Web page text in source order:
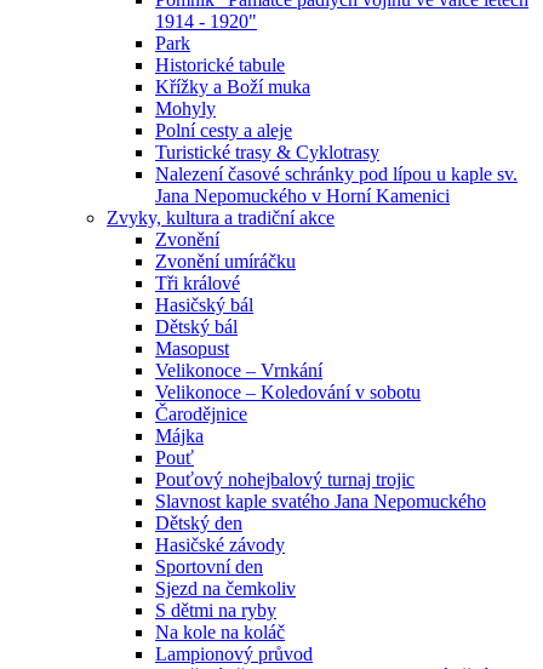
1914 - 1920"
Park
Historické tabule
Křížky a Boží muka
Mohyly
Polní cesty a aleje
Turistické trasy & Cyklotrasy
Nalezení časové schránky pod lípou u kaple sv.
Jana Nepomuckého v Horní Kamenici
Zvyky, kultura a tradiční akce
Zvonění
Zvonění umíráčku
Tři králové
Hasičský bál
Dětský bál
Masopust
Velikonoce – Vrnkání
Velikonoce – Koledování v sobotu
Čarodějnice
Májka
Pouť
Pouťový nohejbalový turnaj trojic
Slavnost kaple svatého Jana Nepomuckého
Dětský den
Hasičské závody
Sportovní den
Sjezd na čemkoliv
S dětmi na ryby
Na kole na koláč
Lampionový průvod